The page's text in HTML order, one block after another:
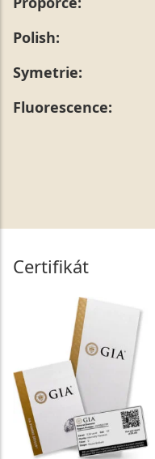
Polish:
Symetrie:
Fluorescence:
Certifikát